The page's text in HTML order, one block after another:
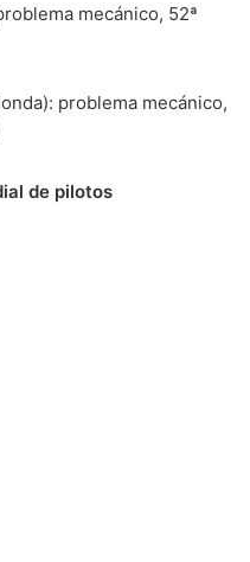
mecánico, 52ª
problema mecánico,
de pilotos